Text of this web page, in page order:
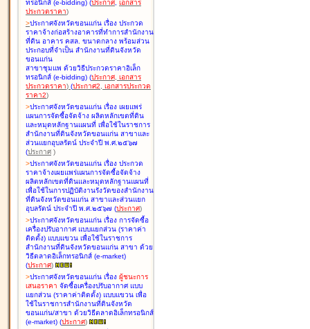
ทรอนิกส์ (e-bidding) (ประกาศ, เอกสาร
ประกวดราคา)
>ประกาศจังหวัดขอนแก่น เรื่อง ประกวด
ราคาจ้างก่อสร้างอาคารที่ทำการสำนักงาน
ที่ดิน อาคาร คสล. ขนาดกลาง พร้อมส่วน
ประกอบที่จำเป็น สำนักงานที่ดินจังหวัด
ขอนแก่น
สาขาชุมแพ ด้วยวิธีประกวดราคาอิเล็ก
ทรอนิกส์ (e-bidding) (ประกาศ, เอกสาร
ประกวดราคา) (ประกาศ2, เอกสารประกวด
ราคา2)
>ประกาศจังหวัดขอนแก่น เรื่อง เผยแพร่
แผนการจัดซื้อจัดจ้าง ผลิตหลักเขตที่ดิน
และหมุดหลักฐานแผนที่ เพื่อใช้ในราชการ
สำนักงานที่ดินจังหวัดขอนแก่น สาขาและ
ส่วนแยกอุบลรัตน์ ประจำปี พ.ศ.๒๕๖๗
(ประกาศ )
>ประกาศจังหวัดขอนแก่น เรื่อง ประกวด
ราคาจ้างเผยแพร่แผนการจัดซื้อจัดจ้าง
ผลิตหลักเขตที่ดินและหมุดหลักฐานแผนที่
เพื่อใช้ในการปฏิบัติงานรังวัดของสำนักงาน
ที่ดินจังหวัดขอนแก่น สาขาและส่วนแยก
อุบลรัตน์ ประจำปี พ.ศ.๒๕๖๗ (ประกาศ)
>ประกาศจังหวัดขอนแก่น เรื่อง การจัดซื้อ
เครื่องปรับอากาศ แบบแยกส่วน (ราคาค่า
ติดตั้ง) แบบแขวน เพื่อใช้ในราชการ
สำนักงานที่ดินจังหวัดขอนแก่น สาขา ด้วย
วิธีตลาดอิเล็กทรอนิกส์ (e-market)
(ประกาศ)
>ประกาศจังหวัดขอนแก่น เรื่อง ผู้ชนะการ
เสนอราคา จัดซื้อเครื่องปรับอากาศ แบบ
แยกส่วน (ราคาค่าติดตั้ง) แบบแขวน เพื่อ
ใช้ในราชการสำนักงานที่ดินจังหวัด
ขอนแก่น/สาขา ด้วยวิธีตลาดอิเล็กทรอนิกส์
(e-market) (ประกาศ)